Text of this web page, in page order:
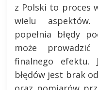
z Polski to proces
wielu
popełnia błędy
może
finalnego efektu.
błędów jest brak